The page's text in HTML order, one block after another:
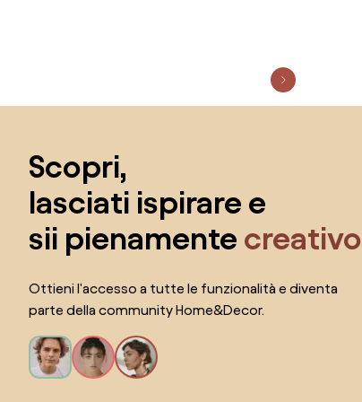
Scopri,
lasciati ispirare e
sii pienamente creativo
Ottieni l'accesso a tutte le funzionalità e diventa
parte della community Home&Decor.